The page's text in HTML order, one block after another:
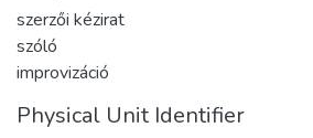
szerzői kézirat
szóló
improvizáció
Physical Unit Identifier